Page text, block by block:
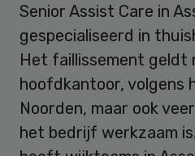
Senior Assist Care in
gespecialiseerd in
Het faillissement geldt
hoofdkantoor, volgens
Noorden, maar ook
het bedrijf werkzaam